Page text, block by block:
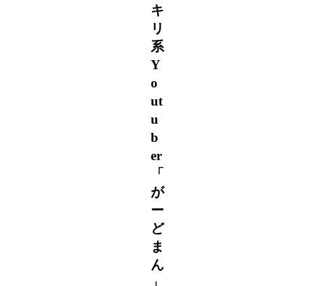
キ
リ
系
Y
o
ut
u
b
er
「
が
ー
ど
ま
ん
」